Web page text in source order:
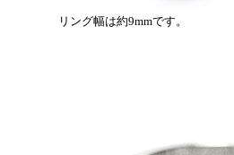
リング幅は約9mmです。